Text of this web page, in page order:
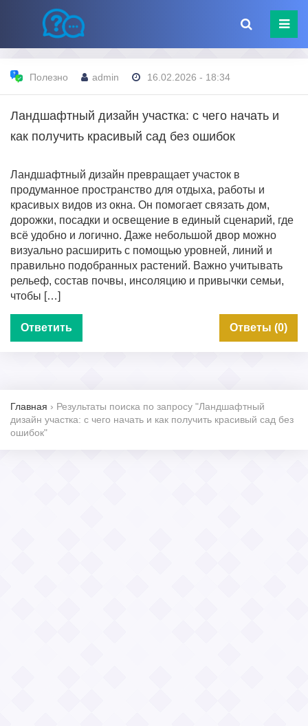
Полезно admin 16.02.2026 - 18:34
Ландшафтный дизайн участка: с чего начать и
как получить красивый сад без ошибок
Ландшафтный дизайн превращает участок в
продуманное пространство для отдыха, работы и
красивых видов из окна. Он помогает связать дом,
дорожки, посадки и освещение в единый сценарий, где
всё удобно и логично. Даже небольшой двор можно
визуально расширить с помощью уровней, линий и
правильно подобранных растений. Важно учитывать
рельеф, состав почвы, инсоляцию и привычки семьи,
чтобы […]
Ответить Ответы (0)
Главная › Результаты поиска по запросу "Ландшафтный
дизайн участка: с чего начать и как получить красивый сад без
ошибок"